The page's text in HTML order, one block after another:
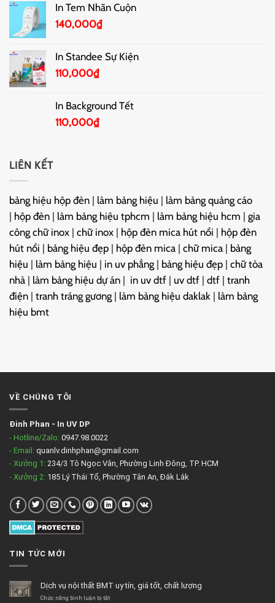
In Tem Nhãn Cuộn
140,000₫
In Standee Sự Kiện
110,000₫
In Background Tết
110,000₫
LIÊN KẾT
bảng hiệu hộp đèn | làm bảng hiệu | làm bảng quảng cáo
| hộp đèn | làm bảng hiệu tphcm | làm bảng hiệu hcm | gia
công chữ inox | chữ inox | hộp đèn mica hút nổi | hộp đèn
hút nổi | bảng hiệu đẹp | hộp đèn mica | chữ mica | bảng
hiệu | làm bảng hiệu | in uv phẳng | bảng hiệu đẹp | chữ tòa
nhà | làm bảng hiệu dự án | in uv dtf | uv dtf | dtf | tranh
điện | tranh tráng gương | làm bảng hiệu daklak | làm bảng
hiệu bmt
VỀ CHÚNG TÔI
Đinh Phan - In UV DP
- Hotline/Zalo: 0947.98.0022
- Email: quanlv.dinhphan@gmail.com
- Xưởng 1: 234/3 Tô Ngọc Vân, Phường Linh Đông, TP. HCM
- Xưởng 2: 185 Lý Thái Tổ, Phường Tân An, Đắk Lắk
TIN TỨC MỚI
Dịch vụ nội thất BMT uy tín, giá tốt, chất lượng
Chức năng bình luận bị tắtở